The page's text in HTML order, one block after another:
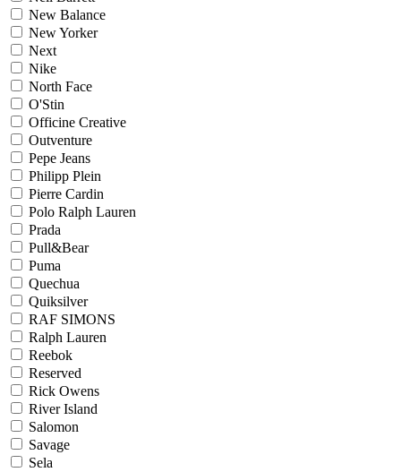
New Balance
New Yorker
Next
Nike
North Face
O'Stin
Officine Creative
Outventure
Pepe Jeans
Philipp Plein
Pierre Cardin
Polo Ralph Lauren
Prada
Pull&Bear
Puma
Quechua
Quiksilver
RAF SIMONS
Ralph Lauren
Reebok
Reserved
Rick Owens
River Island
Salomon
Savage
Sela